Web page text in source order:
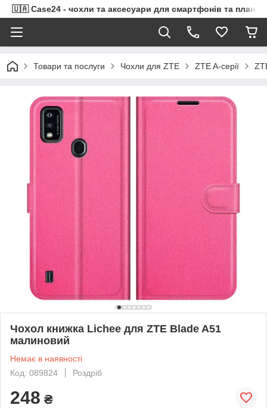
🇺🇦 Case24 - чохли та аксесуари для смартфонів та
Товари та послуги Чохли для ZTE ZTE A-серії
Чохол книжка Lichee для ZTE Blade A51
малиновий
Немає в наявності
Код: 089824
Роздріб
248 ₴